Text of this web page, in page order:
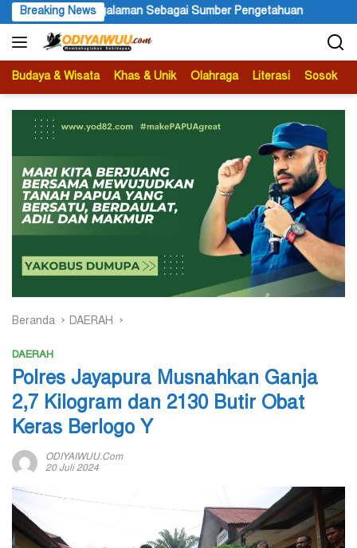
Langsung
ke
konten
Breaking News
Pengetahuan Ketua APS Papua Pegunungan Sonni
Budaya & Wisata Khas & Unik Olahraga Literasi Sosok
Beranda DAERAH
DAERAH
Polres Jayapura Musnahkan Ganja
2,7 Kilogram dan 2130 Butir Obat
Keras Berlogo Y
ODIYAIWUU.com
20 Juli 2024